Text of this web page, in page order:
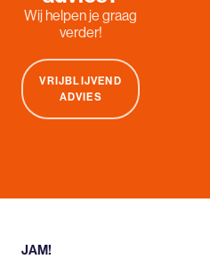
Wij helpen je graag
verder!
VRIJBLIJVEND
ADVIES
JAM!